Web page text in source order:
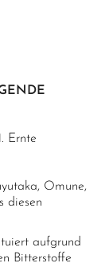
Ernte
Omune,
diesen
aufgrund
Bitterstoffe